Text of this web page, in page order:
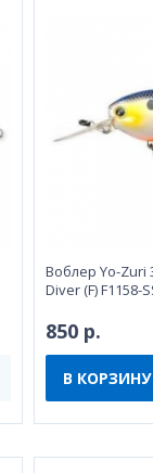
Воблeр Yo-Zuri
Diver (F) F1158-
850 р.
В КОРЗИНУ